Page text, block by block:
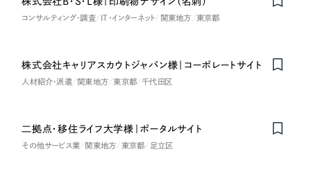
お客様インタビュー
グレー・黒色
コンサルティング・調査 IT・インターネット 関東地方 東京都
株式会社キャリアスカウトジャパン様｜コーポレートサイト
人材紹介・派遣 関東地方 東京都 千代田区
二拠点・移住ライフ大学様｜ポータルサイト
その他サービス業 関東地方 東京都 足立区